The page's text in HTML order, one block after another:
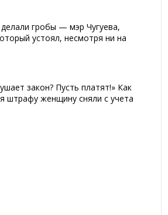
гробы — мэр Чугуева,
устоял, несмотря ни на
закон? Пусть платят!» Как
штрафу женщину сняли с учета